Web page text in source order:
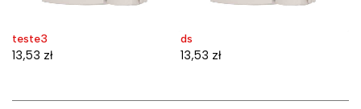
teste3
13,53 zł
ds
13,53 zł